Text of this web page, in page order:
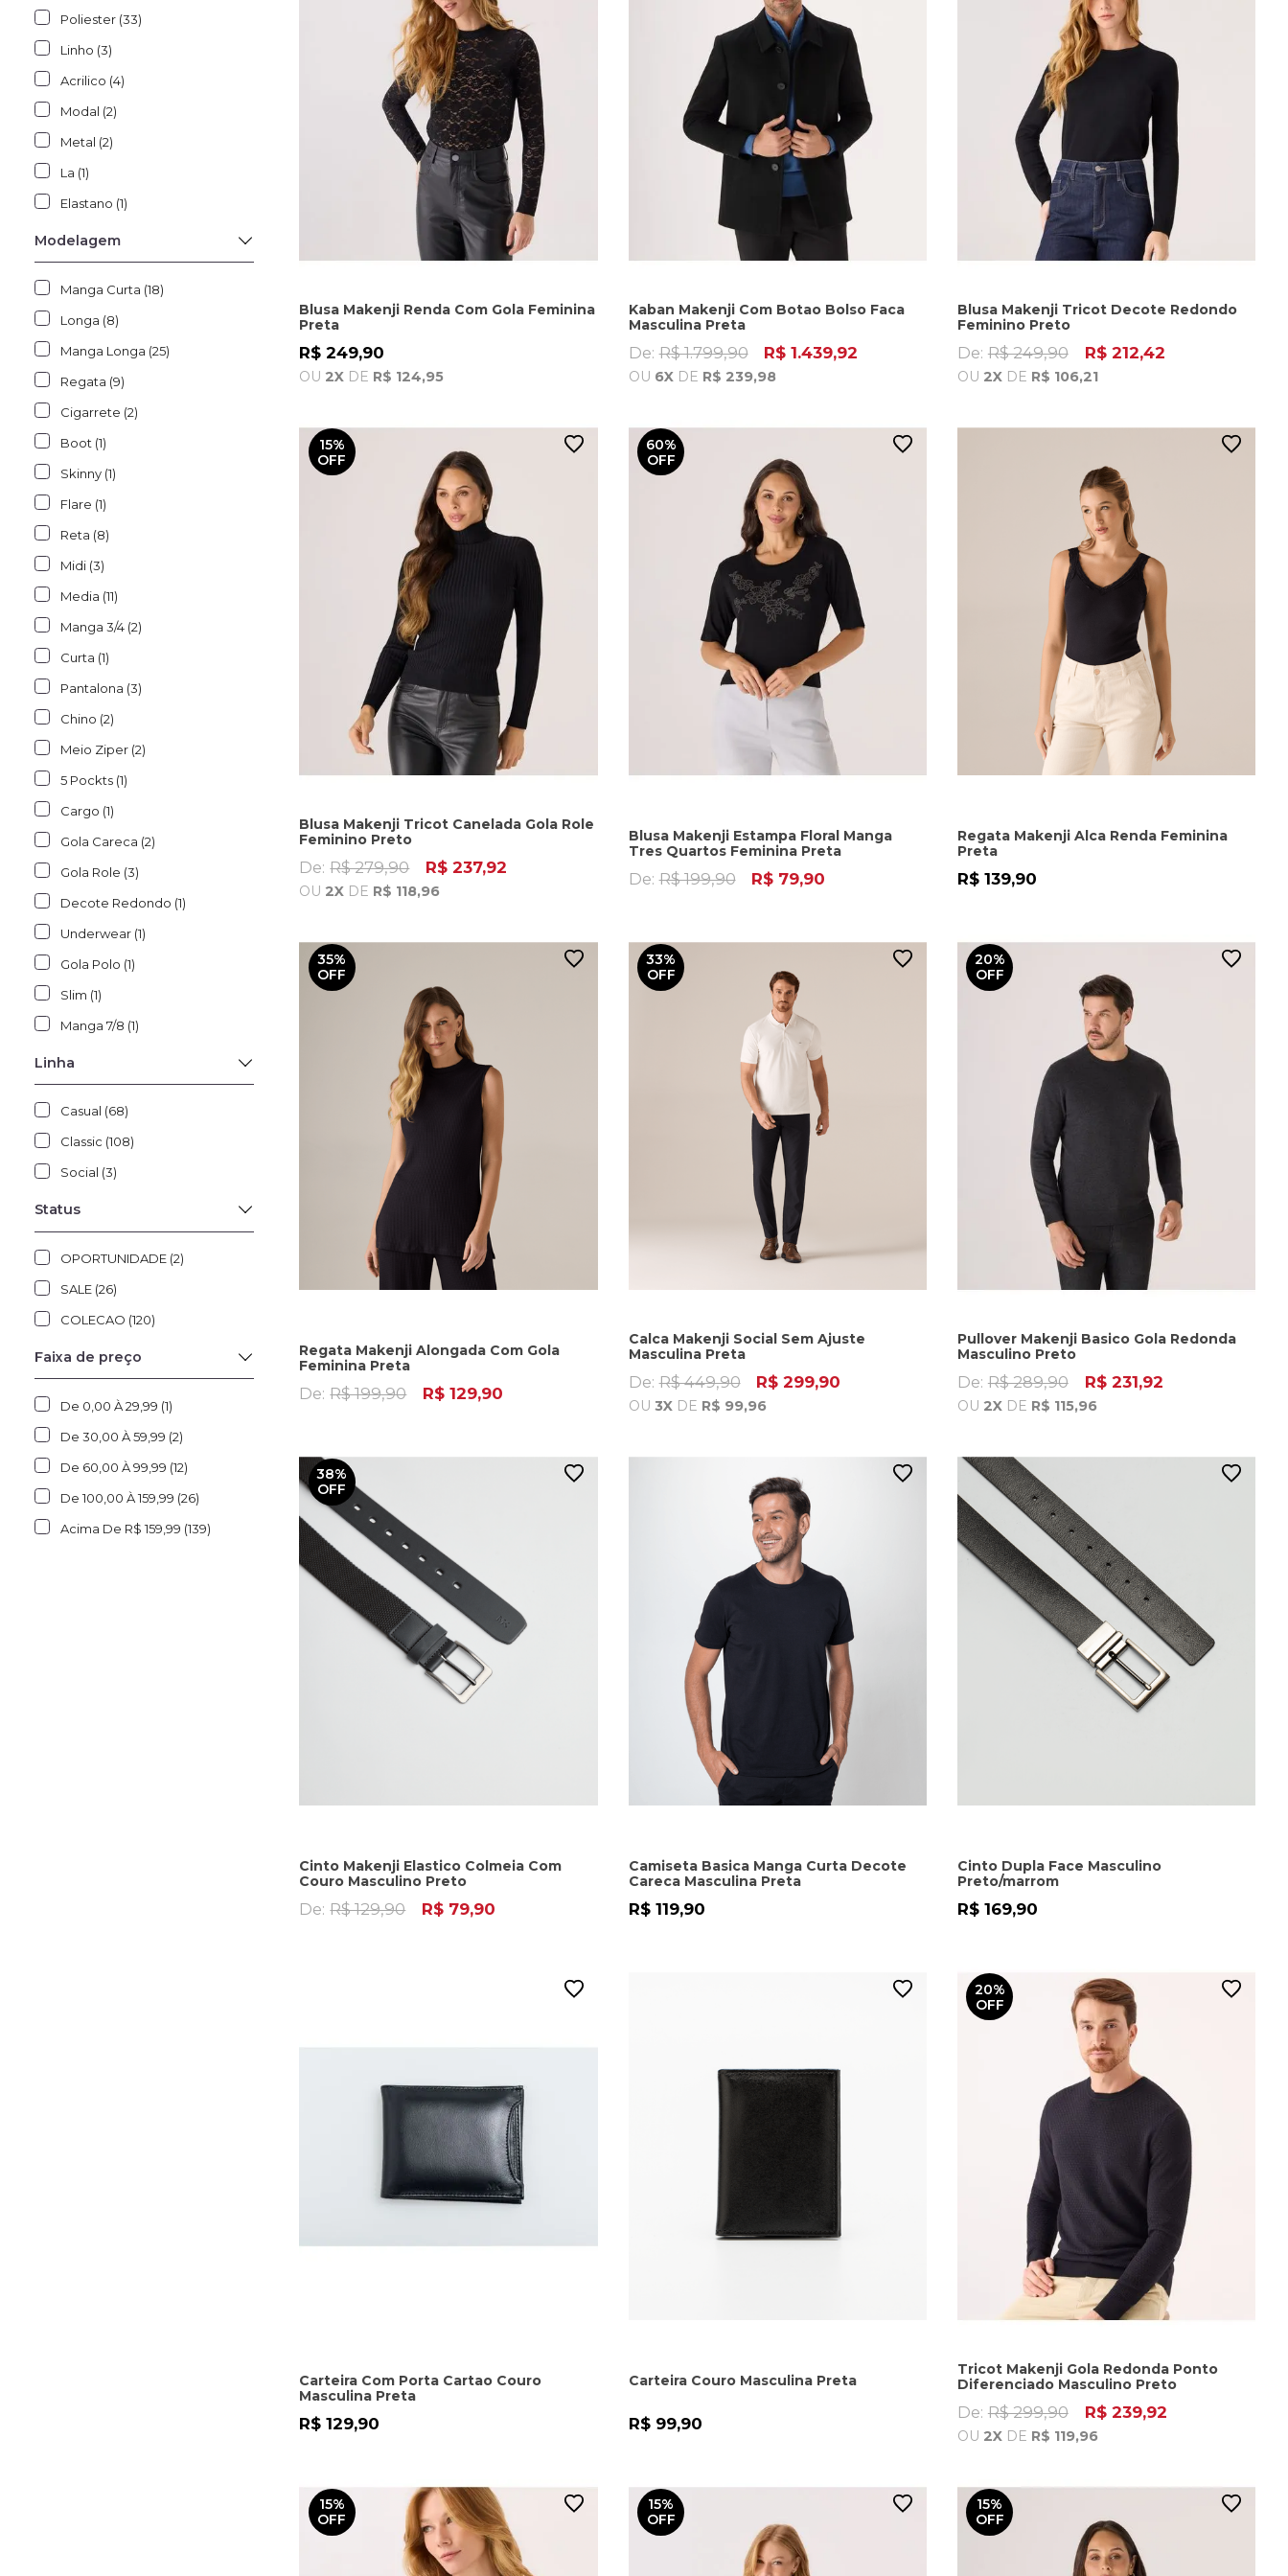
Poliester (33)
Linho (3)
Acrilico (4)
Modal (2)
Metal (2)
La (1)
Elastano (1)
Modelagem
Manga Curta (18)
Longa (8)
Manga Longa (25)
Regata (9)
Cigarrete (2)
Boot (1)
Skinny (1)
Flare (1)
Reta (8)
Midi (3)
Media (11)
Manga 3/4 (2)
Curta (1)
Pantalona (3)
Chino (2)
Meio Ziper (2)
5 Pockts (1)
Cargo (1)
Gola Careca (2)
Gola Role (3)
Decote Redondo (1)
Underwear (1)
Gola Polo (1)
Slim (1)
Manga 7/8 (1)
Linha
Casual (68)
Classic (108)
Social (3)
Status
OPORTUNIDADE (2)
SALE (26)
COLECAO (120)
Faixa de preço
De 0,00 À 29,99 (1)
De 30,00 À 59,99 (2)
De 60,00 À 99,99 (12)
De 100,00 À 159,99 (26)
Acima De R$ 159,99 (139)
Blusa Makenji Renda Com Gola Feminina
Preta
R$ 249,90
OU 2X DE R$ 124,95
Kaban Makenji Com Botao Bolso Faca
Masculina Preta
De: R$ 1.799,90 R$ 1.439,92
OU 6X DE R$ 239,98
Blusa Makenji Tricot Decote Redondo
Feminino Preto
De: R$ 249,90 R$ 212,42
OU 2X DE R$ 106,21
15%
OFF
Blusa Makenji Tricot Canelada Gola Role
Feminino Preto
De: R$ 279,90 R$ 237,92
OU 2X DE R$ 118,96
60%
OFF
Blusa Makenji Estampa Floral Manga
Tres Quartos Feminina Preta
De: R$ 199,90 R$ 79,90
Regata Makenji Alca Renda Feminina
Preta
R$ 139,90
35%
OFF
Regata Makenji Alongada Com Gola
Feminina Preta
De: R$ 199,90 R$ 129,90
33%
OFF
Calca Makenji Social Sem Ajuste
Masculina Preta
De: R$ 449,90 R$ 299,90
OU 3X DE R$ 99,96
20%
OFF
Pullover Makenji Basico Gola Redonda
Masculino Preto
De: R$ 289,90 R$ 231,92
OU 2X DE R$ 115,96
38%
OFF
Cinto Makenji Elastico Colmeia Com
Couro Masculino Preto
De: R$ 129,90 R$ 79,90
Camiseta Basica Manga Curta Decote
Careca Masculina Preta
R$ 119,90
Cinto Dupla Face Masculino
Preto/marrom
R$ 169,90
Carteira Com Porta Cartao Couro
Masculina Preta
R$ 129,90
Carteira Couro Masculina Preta
R$ 99,90
20%
OFF
Tricot Makenji Gola Redonda Ponto
Diferenciado Masculino Preto
De: R$ 299,90 R$ 239,92
OU 2X DE R$ 119,96
15%
OFF
15%
OFF
15%
OFF